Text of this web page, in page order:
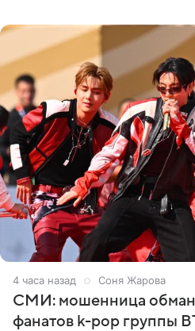
4 часа назад Соня Жарова
СМИ: мошенница
фанатов k-pop группы